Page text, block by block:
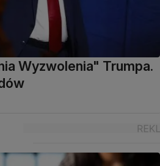
Wyzwolenia" Trumpa.